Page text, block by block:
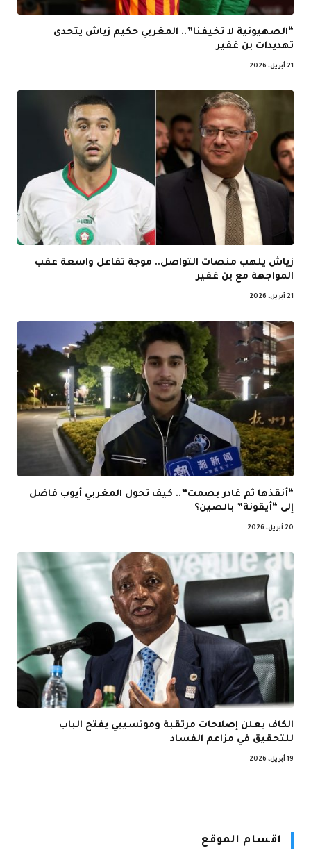
“الصهيونية لا تخيفنا”.. المغربي حكيم زياش يتحدى
تهديدات بن غفير
21 أبريل، 2026
زياش يلهب منصات التواصل.. موجة تفاعل واسعة عقب
المواجهة مع بن غفير
21 أبريل، 2026
“أنقذها ثم غادر بصمت”.. كيف تحول المغربي أيوب فاضل
إلى “أيقونة” بالصين؟
20 أبريل، 2026
الكاف يعلن إصلاحات مرتقبة وموتسيبي يفتح الباب
للتحقيق في مزاعم الفساد
19 أبريل، 2026
اقسام الموقع